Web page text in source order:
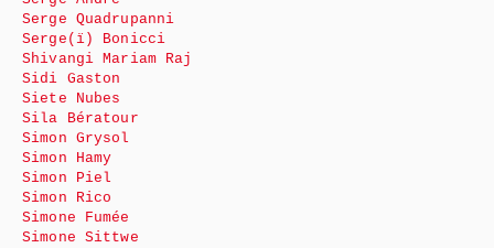
Serge Quadrupanni
Serge(ï) Bonicci
Shivangi Mariam Raj
Sidi Gaston
Siete Nubes
Sila Bératour
Simon Grysol
Simon Hamy
Simon Piel
Simon Rico
Simone Fumée
Simone Sittwe